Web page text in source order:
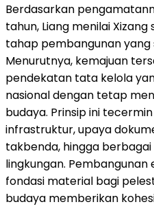
Berdasarkan
tahun, Liang menilai
tahap pembangunan yang
Menurutnya, kemajuan
pendekatan tata kelola
nasional dengan tetap
budaya. Prinsip ini
infrastruktur, upaya
takbenda, hingga
lingkungan.
fondasi material bagi
budaya memberikan